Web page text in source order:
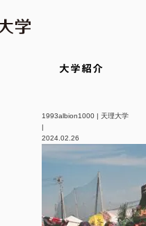
大学紹介
1993albion1000 | 天理大学
|
2024.02.26